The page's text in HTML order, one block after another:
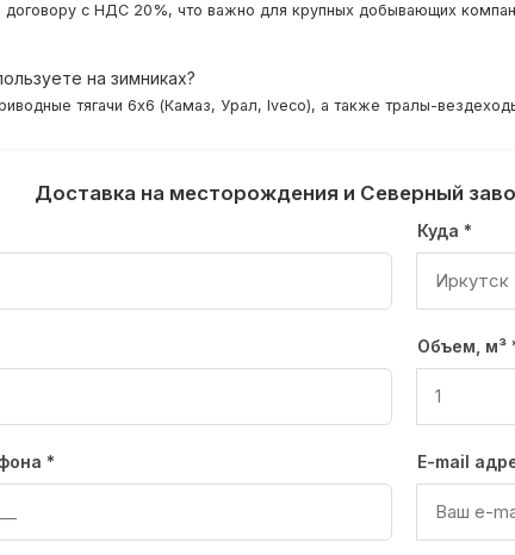
с НДС 20%, что важно для крупных добывающих
на зимниках?
тягачи 6x6 (Камаз, Урал, Iveco), а также тралы-
Доставка на месторождения и Северный
Куда *
Объем, м³
* E-mail